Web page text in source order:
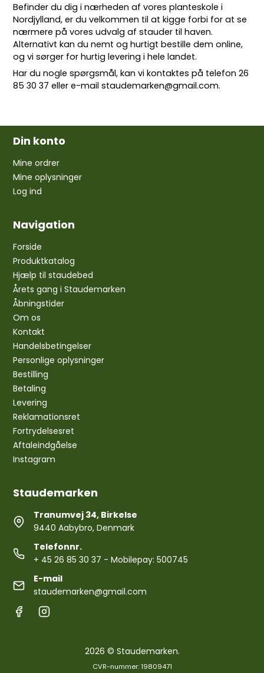
Befinder du dig i nærheden af vores planteskole i
Nordjylland, er du velkommen til at kigge forbi for at se
nærmere på vores udvalg af stauder til haven.
Alternativt kan du nemt og hurtigt bestille dem online,
og vi sørger for hurtig levering i hele landet.
Har du nogle spørgsmål, kan vi kontaktes på telefon26
85 30 37 eller e-mailstaudemarken@gmail.com.
Din konto
Mine ordrer
Mine oplysninger
Log ind
Navigation
Forside
Produktkatalog
Hjælp til staudebed
Årets gang i Staudemarken
Åbningstider
Om os
Kontakt
Handelsbetingelser
Personlige oplysninger
Bestilling
Betaling
Levering
Reklamationsret
Fortrydelsesret
Aftaleindgåelse
Instagram
Staudemarken
Tranumvej 34, Birkelse
9440 Aabybro, Denmark
Telefonnr.
+ 45 26 85 30 37 - Mobilepay: 500745
E-mail
staudemarken@gmail.com
2026 © Staudemarken.
CVR-nummer: 19809471